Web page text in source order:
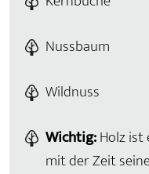
Nussbaum
Wildnuss
Wichtig:Holz
mit der Zeit